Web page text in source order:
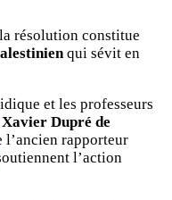
résolution constitue
qui sévit en
et les professeurs
Xavier Dupré de
l’ancien rapporteur
l’action